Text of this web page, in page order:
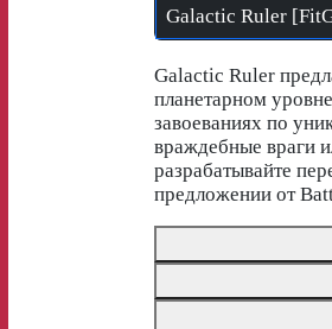
Galactic Ruler
планетарном
завоеваниях по
враждебные враги
разрабатывайте
предложении от